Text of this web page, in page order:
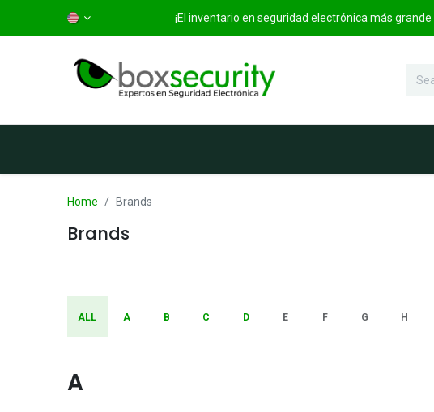
¡El inventario en seguridad electrónica más grande
Home Brands
Brands
ALL A B C D E F G H
A